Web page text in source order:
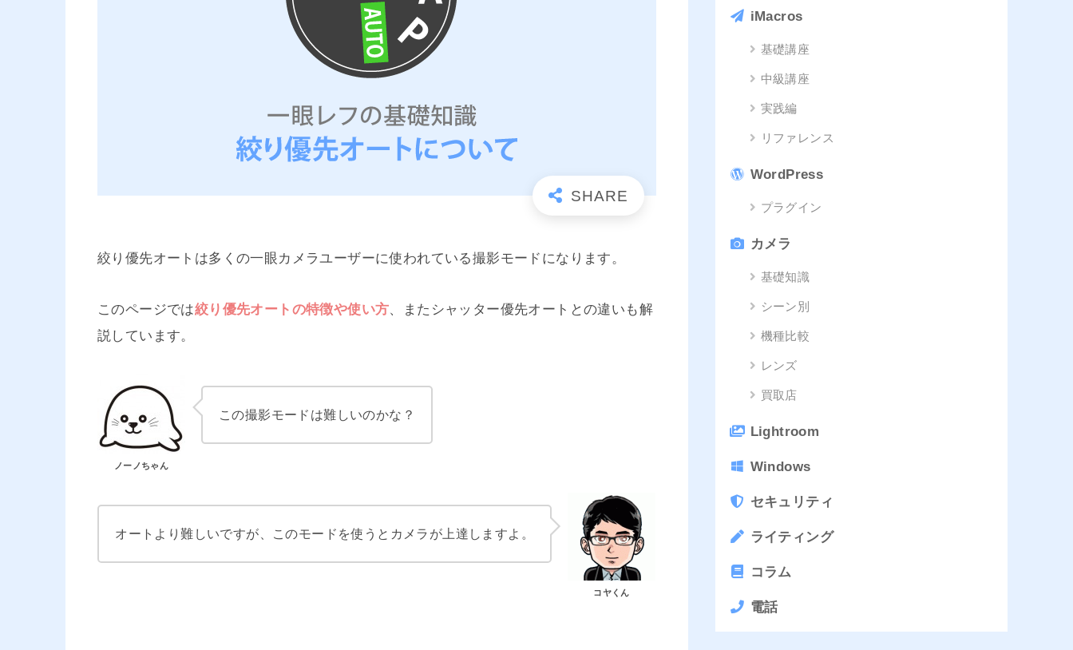
絞り優先オートは多くの一眼カメラユーザーに使われている撮影モードになります。
このページでは絞り優先オートの特徴や使い方、またシャッター優先オートとの違いも解
説しています。
ノーノちゃん
この撮影モードは難しいのかな？
オートより難しいですが、このモードを使うとカメラが上達しますよ。
コヤくん
iMacros
基礎講座
中級講座
実践編
リファレンス
WordPress
プラグイン
カメラ
基礎知識
シーン別
機種比較
レンズ
買取店
Lightroom
Windows
セキュリティ
ライティング
コラム
電話